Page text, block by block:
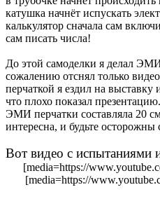
катушка начнёт испускать
калькулятор сначала сам
сам писать числа!
До этой самоделки я делал
сожалению отснял только
перчаткой я ездил на выставку
что плохо показал
ЭМИ перчатки составляла 20
интересна, и будьте
Вот видео с
[media=https://
[media=https://